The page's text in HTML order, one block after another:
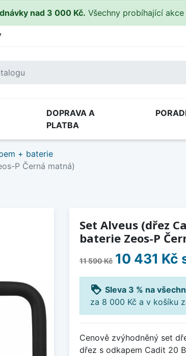
nad 3 000 Kč. Všechny probíhající akce
DOPRAVA A
PLATBA
+ baterie
P Černá matná)
Set Alveus (dřez
baterie Zeos-P
11 590 Kč 10 431 Kč
loyalty Sleva 3 % na
za 8 000 Kč a v košíku
Cenově zvýhodněný set
dřez s odkapem Cadit 20